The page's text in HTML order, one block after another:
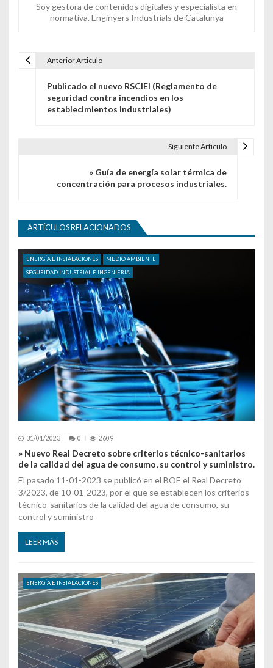
Soy gestora de contenidos digitales y especialista en
normativa. Enginyers Industrials de Catalunya
Navegación de entradas
Anterior Articulo
Publicado el nuevo RSCIEI (Reglamento de
seguridad contra incendios en los
establecimientos industriales)
Siguiente Articulo
» Guía de energía solar térmica de
concentración para procesos industriales.
ARTÍCULOS RELACIONADOS
ENERGÍA E INSTALACIONES
MEDIO AMBIENTE
SEGURIDAD INDUSTRIAL E INGENIERIA
31/01/2023 0 2609
» Nuevo Real Decreto sobre criterios técnico-sanitarios
de la calidad del agua de consumo, su control y suministro.
El pasado 11-01-2023 se publicó en el BOE el Real Decreto
3/2023, de 10-01-2023, por el que se establecen los criterios
técnico-sanitarios de la calidad del agua de consumo, su
control y suministro
LEER MÁS
ENERGÍA E INSTALACIONES